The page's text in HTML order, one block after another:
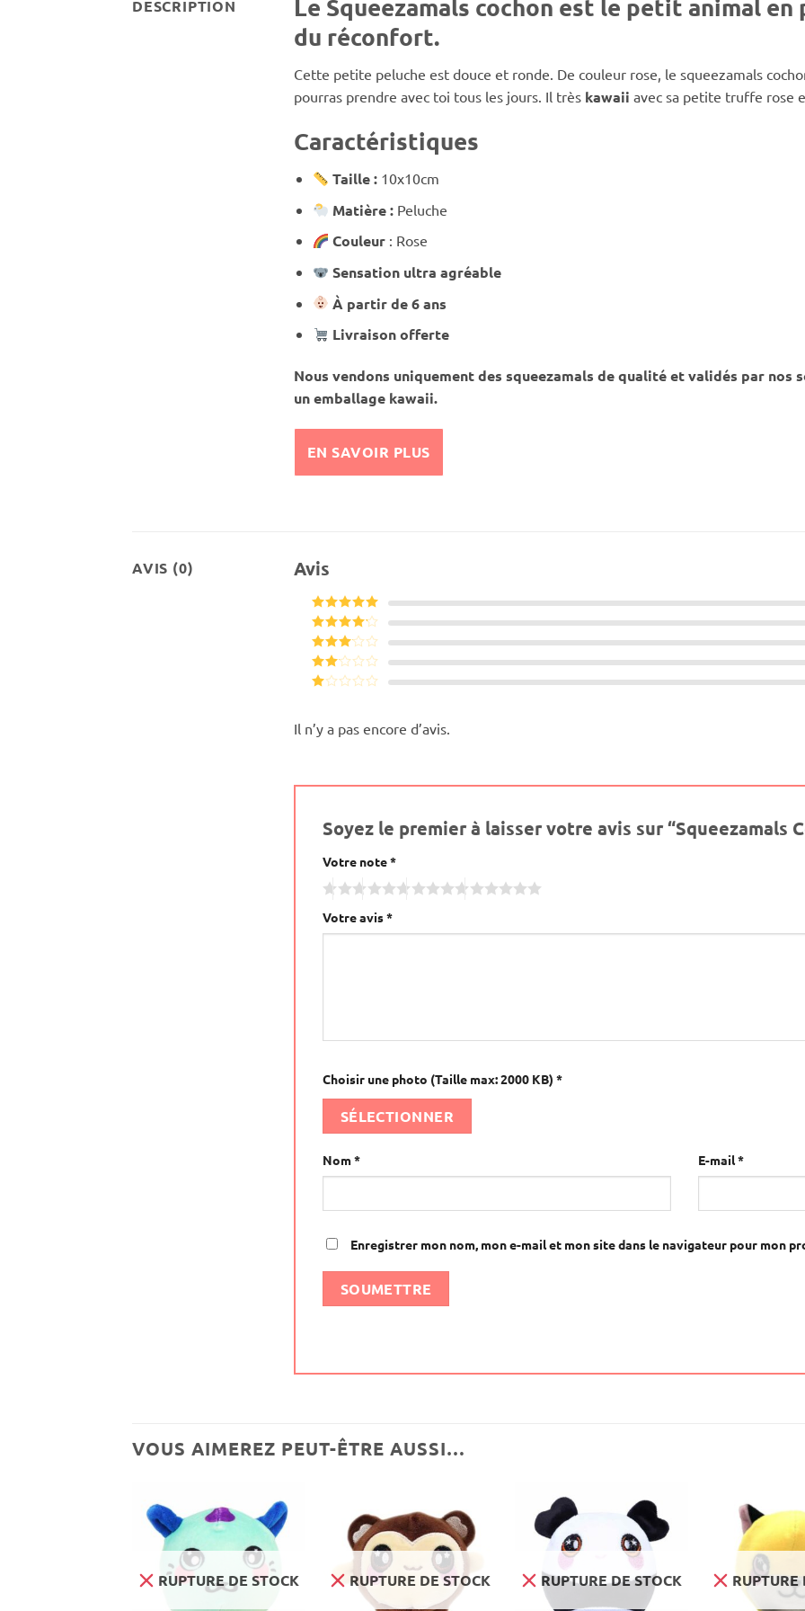
DESCRIPTION
Le Squeezamals cochon est le petit animal
du réconfort.
Cette petite peluche est douce et ronde. De couleur rose, le squeezamals
pourras prendre avec toi tous les jours. Il très kawaii avec sa petite truffe rose
Caractéristiques
Taille : 10x10cm
Matière : Peluche
Couleur : Rose
Sensation ultra agréable
À partir de 6 ans
Livraison offerte
Nous vendons uniquement des squeezamals de qualité et validés par nos
un emballage kawaii.
EN SAVOIR PLUS
AVIS (0) Avis
Note5sur
5
Note4
sur 5
Note3
sur 5
Note
sur
5
Il n’y a pas encore d’avis.
Soyez le premier à laisser votre avis sur “Squeezamals
Votre note*
Votre avis*
Choisir une photo (Taille max: 2000 KB) *
SÉLECTIONNER
Nom* E-mail*
Enregistrer mon nom, mon e-mail et mon site dans le navigateur pour mon
Alternative:
VOUS AIMEREZ PEUT-ÊTRE AUSSI…
RUPTURE DE STOCK RUPTURE DE STOCK RUPTURE DE STOCK RUPTURE